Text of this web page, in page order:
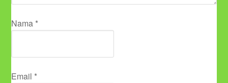
Nama *
Email *